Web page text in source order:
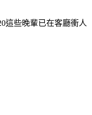
這些晚輩已在客廳衝人